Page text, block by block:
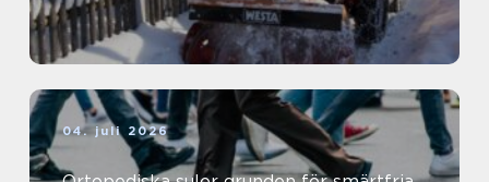
04. juli 2026